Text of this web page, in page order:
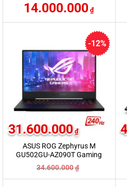
256GB | Win10 | Màu đen)
14.000.000 ₫
-12%
ASUS ROG Zephyrus M
GU502GU-AZ090T Gaming
34.600.000 ₫
31.600.000 ₫